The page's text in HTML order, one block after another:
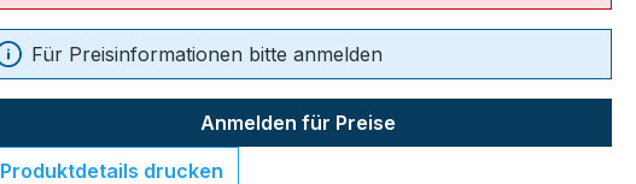
Für Preisinformationen bitte anmelden
Anmelden für Preise
Produktdetails drucken